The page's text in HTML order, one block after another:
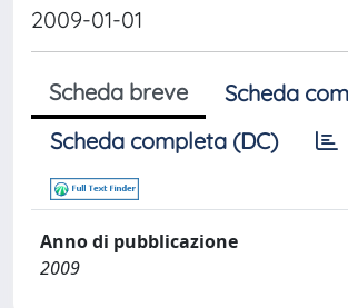
2009-01-01
Scheda breve
Scheda
Scheda completa (DC)
Anno di pubblicazione
2009